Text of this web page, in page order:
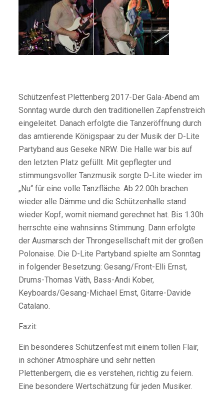
Schützenfest Plettenberg 2017-Der Gala-Abend am
Sonntag wurde durch den traditionellen Zapfenstreich
eingeleitet. Danach erfolgte die Tanzeröffnung durch
das amtierende Königspaar zu der Musik der D-Lite
Partyband aus Geseke NRW. Die Halle war bis auf
den letzten Platz gefüllt. Mit gepflegter und
stimmungsvoller Tanzmusik sorgte D-Lite wieder im
„Nu“ für eine volle Tanzfläche. Ab 22.00h brachen
wieder alle Dämme und die Schützenhalle stand
wieder Kopf, womit niemand gerechnet hat. Bis 1.30h
herrschte eine wahnsinns Stimmung. Dann erfolgte
der Ausmarsch der Throngesellschaft mit der großen
Polonaise. Die D-Lite Partyband spielte am Sonntag
in folgender Besetzung: Gesang/Front-Elli Ernst,
Drums-Thomas Väth, Bass-Andi Kober,
Keyboards/Gesang-Michael Ernst, Gitarre-Davide
Catalano.
Fazit:
Ein besonderes Schützenfest mit einem tollen Flair,
in schöner Atmosphäre und sehr netten
Plettenbergern, die es verstehen, richtig zu feiern.
Eine besondere Wertschätzung für jeden Musiker.